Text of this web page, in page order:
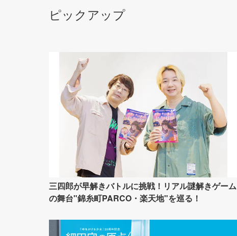
ピックアップ
三四郎が早解きバトルに挑戦！リアル謎解きゲーム
の舞台"錦糸町PARCO・楽天地"を巡る！